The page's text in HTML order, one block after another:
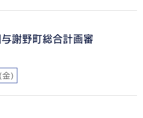
謝野町総合計画審
)